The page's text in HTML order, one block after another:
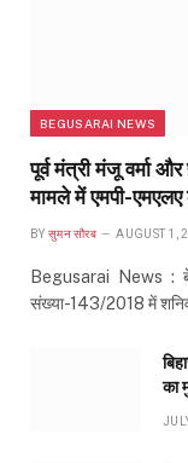
BEGUSARAI NEWS
पूर्व मंत्री मंजू वर्मा
मामले में एमपी-
BY सुमन सौरब AUGUST 1,
Begusarai News :
संख्या-143/2018 में
का